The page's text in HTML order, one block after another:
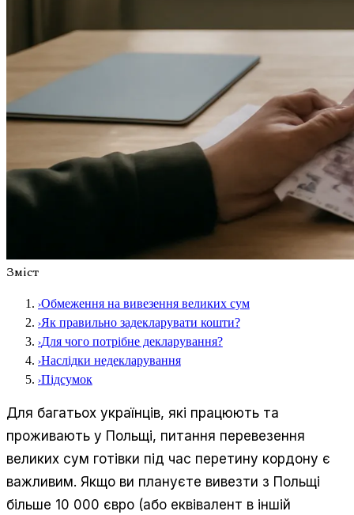
Зміст
›Обмеження на вивезення великих сум
›Як правильно задекларувати кошти?
›Для чого потрібне декларування?
›Наслідки недекларування
›Підсумок
Для багатьох українців, які працюють та
проживають у Польщі, питання перевезення
великих сум готівки під час перетину кордону є
важливим. Якщо ви плануєте вивезти з Польщі
більше 10 000 євро (або еквівалент в іншій